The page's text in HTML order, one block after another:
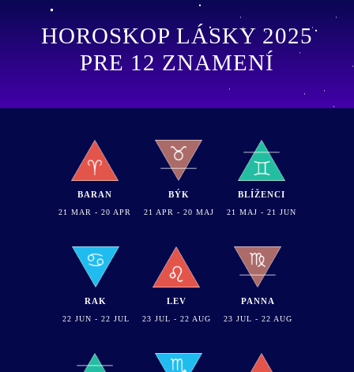
HOROSKOP LÁSKY 2025
PRE 12 ZNAMENÍ
BARAN
21 MAR - 20 APR
BÝK
21 APR - 20 MAJ
BLÍŽENCI
21 MAJ - 21 JUN
RAK
22 JUN - 22 JUL
LEV
23 JUL - 22 AUG
PANNA
23 JUL - 22 AUG